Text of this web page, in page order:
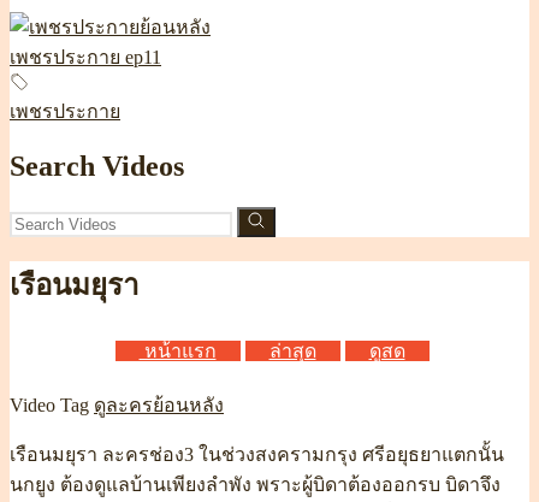
เพชรประกาย ep11
เพชรประกาย
Search Videos
เรือนมยุรา
หน้าแรก ล่าสุด ดูสด
Video Tag ดูละครย้อนหลัง
เรือนมยุรา ละครช่อง3 ในช่วงสงครามกรุง ศรีอยุธยาแตกนั้น
นกยูง ต้องดูแลบ้านเพียงลำพัง พราะผู้บิดาต้องออกรบ บิดาจึง